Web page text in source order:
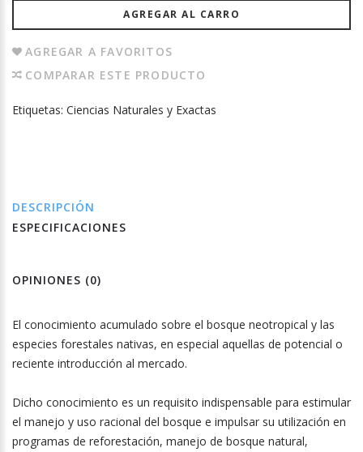
AGREGAR AL CARRO
AGREGAR A FAVORITOS
COMPARAR ESTE PRODUCTO
Etiquetas: Ciencias Naturales y Exactas
DESCRIPCIÓN
ESPECIFICACIONES
OPINIONES (0)
El conocimiento acumulado sobre el bosque neotropical y las
especies forestales nativas, en especial aquellas de potencial o
reciente introducción al mercado.
Dicho conocimiento es un requisito indispensable para estimular
el manejo y uso racional del bosque e impulsar su utilización en
programas de reforestación, manejo de bosque natural,